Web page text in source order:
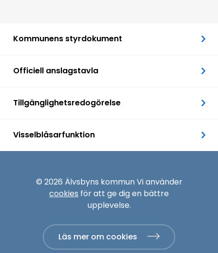
Kommunens styrdokument
Officiell anslagstavla
Tillgänglighetsredogörelse
Visselblåsarfunktion
© 2026 Älvsbyns kommun Vi använder
cookies för att ge dig en bättre
upplevelse.
Läs mer om cookies